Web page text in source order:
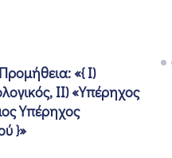
«{ Ι)
ΙΙ) «Υπέρηχος
Υπέρηχος
}»